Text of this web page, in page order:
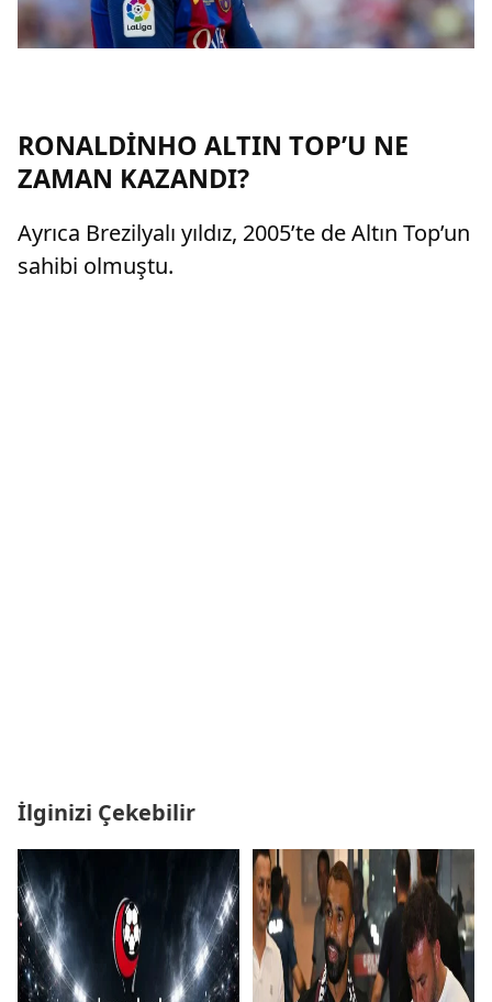
RONALDİNHO ALTIN TOP’U NE
ZAMAN KAZANDI?
Ayrıca Brezilyalı yıldız, 2005’te de Altın Top’un
sahibi olmuştu.
İlginizi Çekebilir